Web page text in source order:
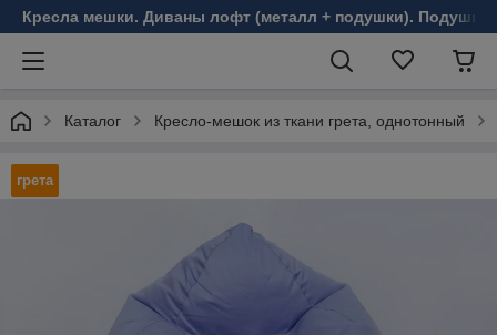
Кресла мешки. Диваны лофт (металл + подушки). Подушки
Каталог Кресло-мешок из ткани грета, однотонный
грета